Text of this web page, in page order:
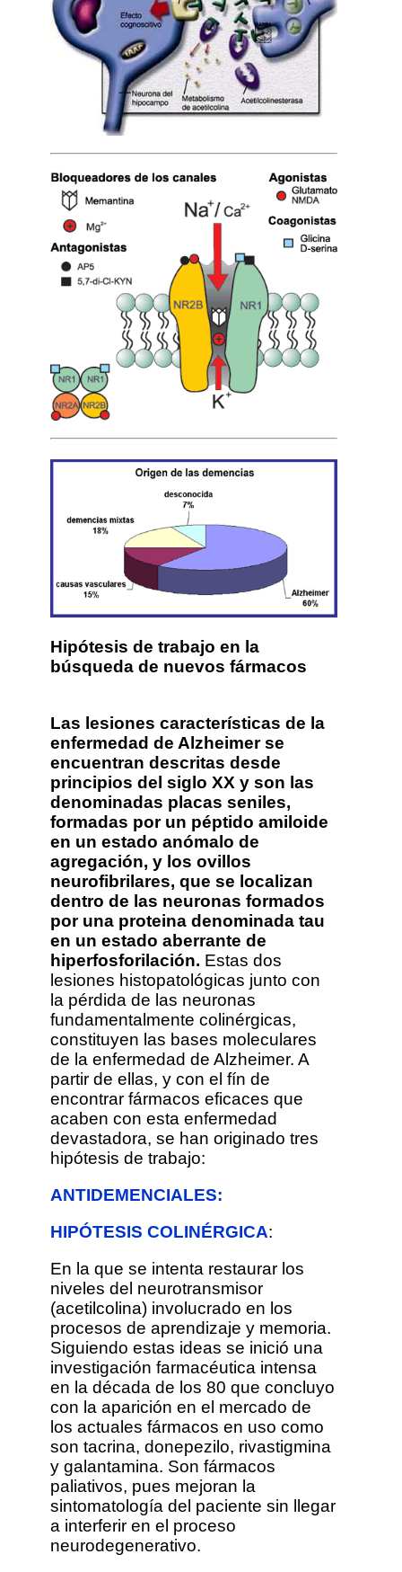
Hipótesis de trabajo en la
búsqueda de nuevos fármacos
Las lesiones características de la
enfermedad de Alzheimer se
encuentran descritas desde
principios del siglo XX y son las
denominadas placas seniles,
formadas por un péptido amiloide
en un estado anómalo de
agregación, y los ovillos
neurofibrilares, que se localizan
dentro de las neuronas formados
por una proteina denominada tau
en un estado aberrante de
hiperfosforilación. Estas dos
lesiones histopatológicas junto con
la pérdida de las neuronas
fundamentalmente colinérgicas,
constituyen las bases moleculares
de la enfermedad de Alzheimer. A
partir de ellas, y con el fín de
encontrar fármacos eficaces que
acaben con esta enfermedad
devastadora, se han originado tres
hipótesis de trabajo:
ANTIDEMENCIALES:
HIPÓTESIS COLINÉRGICA:
En la que se intenta restaurar los
niveles del neurotransmisor
(acetilcolina) involucrado en los
procesos de aprendizaje y memoria.
Siguiendo estas ideas se inició una
investigación farmacéutica intensa
en la década de los 80 que concluyo
con la aparición en el mercado de
los actuales fármacos en uso como
son tacrina, donepezilo, rivastigmina
y galantamina. Son fármacos
paliativos, pues mejoran la
sintomatología del paciente sin llegar
a interferir en el proceso
neurodegenerativo.